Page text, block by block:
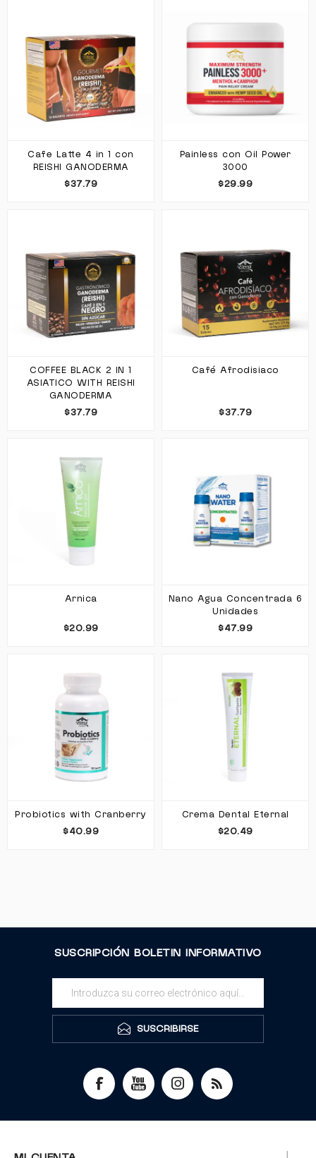
Cafe Latte 4 in 1 con
REISHI GANODERMA
$37.79
Painless con Oil Power
3000
$29.99
COFFEE BLACK 2 IN 1
ASIATICO WITH REISHI
GANODERMA
$37.79
Café Afrodisiaco
$37.79
Arnica
$20.99
Nano Agua Concentrada 6
Unidades
$47.99
Probiotics with Cranberry
$40.99
Crema Dental Eternal
$20.49
SUSCRIPCIÓN BOLETIN INFORMATIVO
SUSCRIBIRSE